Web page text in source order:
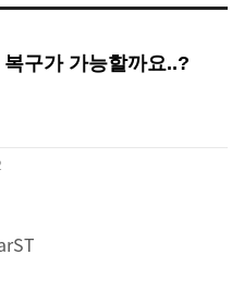
구가 가능할까요..?